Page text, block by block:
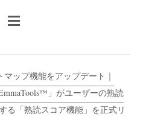
ップ機能をアップデート｜
」がユーザーの熟読
る「熟読スコア機能」を正式リ